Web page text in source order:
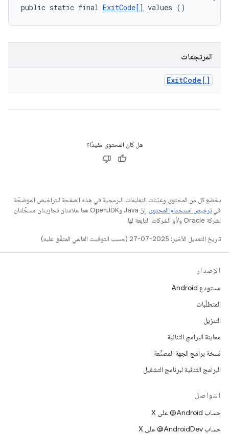
public static final ExitCode[] values ()
المرتجعات
ExitCode[]
هل كان المحتوى مفيدًا؟
يخضع كل من المحتوى وعيّنات التعليمات البرمجية في هذه الصفحة للتراخيص الموضحّة
فيترخيص استخدام المحتوى
. إنّ Java وOpenJDK هما علامتان تجاريتان مسجَّلتان
لشركة Oracle و/أو الشركات التابعة لها.
تاريخ التعديل الأخير: 2025-07-27 (حسب التوقيت العالمي المتفَّق عليه)
الإصدار
مستودع Android
المتطلّبات
التنزيل
معاينة البرامج الثنائية
نسخة برامج الجهة المصنِّعة
البرامج الثنائية لبرنامج التشغيل
التواصل
حساب ‎@Android على X
حساب ‎@AndroidDev على X